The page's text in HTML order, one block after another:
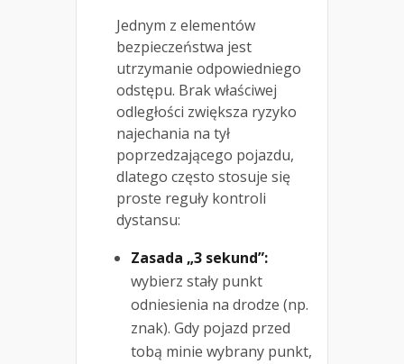
Jednym z elementów
bezpieczeństwa jest
utrzymanie odpowiedniego
odstępu. Brak właściwej
odległości zwiększa ryzyko
najechania na tył
poprzedzającego pojazdu,
dlatego często stosuje się
proste reguły kontroli
dystansu:
Zasada „3 sekund”:
wybierz stały punkt
odniesienia na drodze (np.
znak). Gdy pojazd przed
tobą minie wybrany punkt,